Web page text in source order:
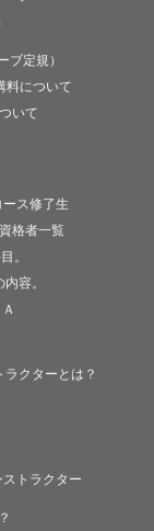
ブ定規）
料について
いて
ス修了生
格者一覧
。
容。
ラクターとは？
覧
トラクター